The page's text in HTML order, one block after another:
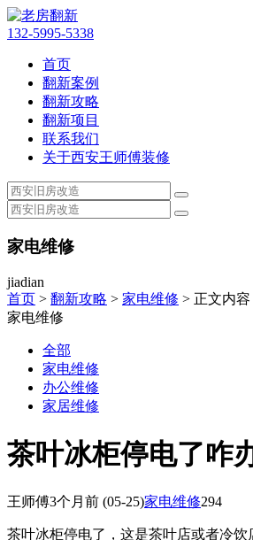
132-5995-5338
首页
翻新案例
翻新攻略
翻新项目
联系我们
关于西安王师傅装修
家电维修
jiadian
首页 > 翻新攻略 > 家电维修 > 正文内容
家电维修
全部
家电维修
办公维修
家居维修
茶叶冰柜停电了咋
王师傅3个月前 (05-25)家电维修294
茶叶冰柜停电了，这是茶叶店或者冷